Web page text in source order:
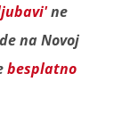
ne
na Novoj
besplatno